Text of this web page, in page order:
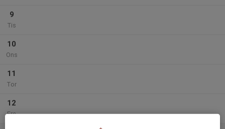
9
Tis
10
Ons
11
Tor
12
Fre